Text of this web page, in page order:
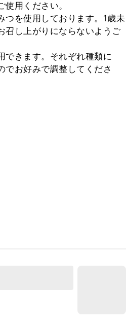
用ください。
つを使用しております。1歳未
召し上がりにならないようご
できます。それぞれ種類に
でお好みで調整してくださ